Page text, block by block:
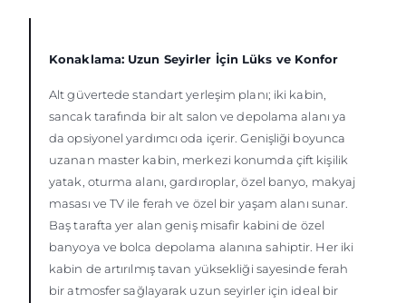
Konaklama: Uzun Seyirler İçin Lüks ve Konfor
Alt güvertede standart yerleşim planı; iki kabin,
sancak tarafında bir alt salon ve depolama alanı ya
da opsiyonel yardımcı oda içerir. Genişliği boyunca
uzanan master kabin, merkezi konumda çift kişilik
yatak, oturma alanı, gardıroplar, özel banyo, makyaj
masası ve TV ile ferah ve özel bir yaşam alanı sunar.
Baş tarafta yer alan geniş misafir kabini de özel
banyoya ve bolca depolama alanına sahiptir. Her iki
kabin de artırılmış tavan yüksekliği sayesinde ferah
bir atmosfer sağlayarak uzun seyirler için ideal bir